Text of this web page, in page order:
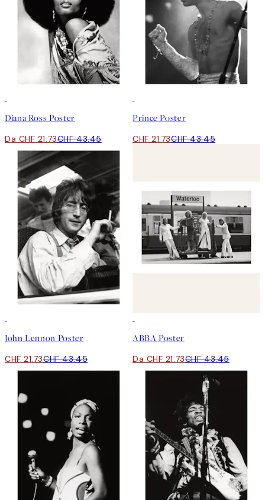
Diana Ross Poster
Da CHF 21.73CHF 43.45
Prince Poster
CHF 21.73CHF 43.45
John Lennon Poster
CHF 21.73CHF 43.45
ABBA Poster
Da CHF 21.73CHF 43.45